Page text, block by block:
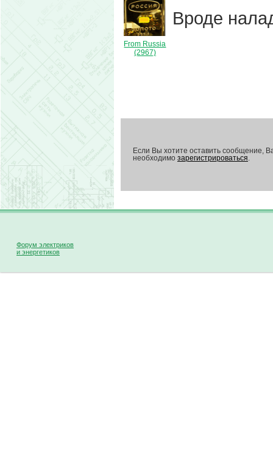
From Russia
(2967)
Вроде
Если Вы хотите оставить сообщение,
необходимо зарегистрироваться.
Форум электриков
и энергетиков